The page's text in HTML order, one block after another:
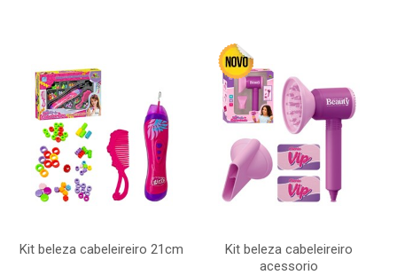
Kit beleza cabeleireiro 21cm
Kit beleza cabeleireiro
acessorio